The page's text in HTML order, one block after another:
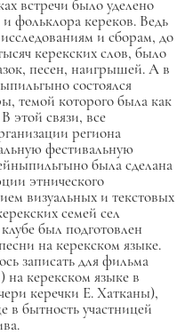
встречи было уделено
фольклора кереков. Ведь
и сборам, до
керекских слов, было
песен, наигрышей. А в
состоялся
темой которого была как
этой связи, все
региона
фестивальную
была сделана
этнического
визуальных и текстовых
семей сел
был подготовлен
на керекском языке.
записать для фильма
) на керекском языке в
керечки Е. Хатканы),
в бытность участницей